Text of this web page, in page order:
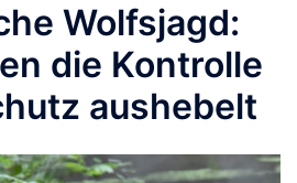
Wolfsjagd:
die Kontrolle
aushebelt